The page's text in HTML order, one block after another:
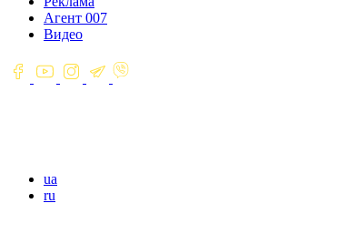
Агент 007
Видео
ua
ru